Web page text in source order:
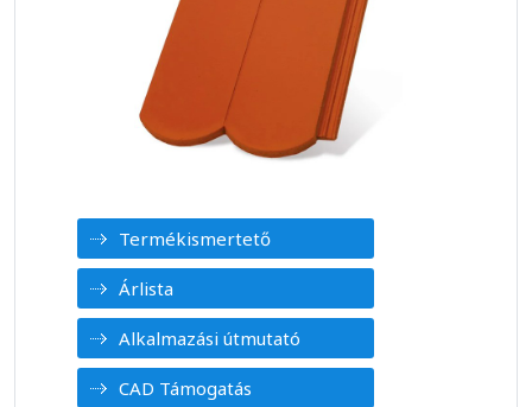
Termékismertető
Árlista
Alkalmazási útmutató
CAD Támogatás